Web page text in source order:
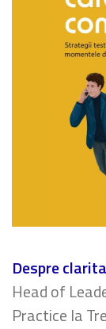
Despre
Head of
Practice la